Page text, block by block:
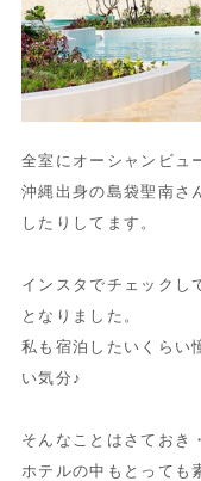
全室にオーシャンビュ
沖縄出身の島袋聖南さ
したりしてます。
インスタでチェックし
となりました。
私も宿泊したいくらい
い気分♪
そんなことはさておき
ホテルの中もとっても